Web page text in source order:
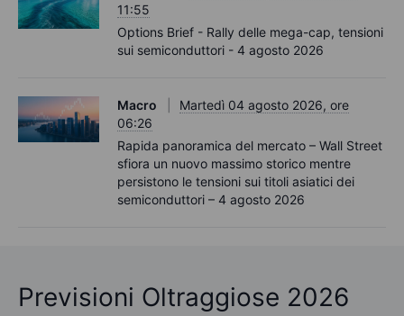
11:55
Options Brief - Rally delle mega-cap, tensioni
sui semiconduttori - 4 agosto 2026
Macro
Martedì 04 agosto 2026, ore
06:26
Rapida panoramica del mercato – Wall Street
sfiora un nuovo massimo storico mentre
persistono le tensioni sui titoli asiatici dei
semiconduttori – 4 agosto 2026
Previsioni Oltraggiose 2026